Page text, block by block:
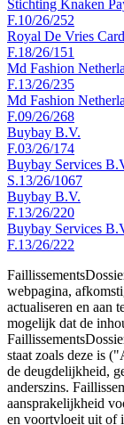
Stichting Knaken
F.10/26/252
Royal De Vries
F.18/26/151
Md Fashion
F.13/26/235
Md Fashion
F.09/26/268
Buybay B.V.
F.03/26/174
Buybay Services
S.13/26/1067
Buybay B.V.
F.13/26/220
Buybay Services
F.13/26/222
webpagina,
actualiseren en aan
mogelijk dat de
staat zoals deze is
de deugdelijkheid,
anderszins.
aansprakelijkheid
en voortvloeit uit of